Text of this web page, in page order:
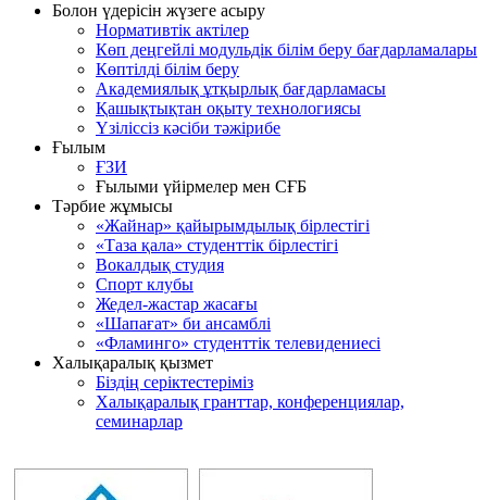
Болон үдерісін жүзеге асыру
Нормативтік актілер
Көп деңгейлі модульдік білім беру бағдарламалары
Көптілді білім беру
Академиялық ұтқырлық бағдарламасы
Қашықтықтан оқыту технологиясы
Үзіліссіз кәсіби тәжірибе
Ғылым
ҒЗИ
Ғылыми үйірмелер мен СҒБ
Тәрбие жұмысы
«Жайнар» қайырымдылық бірлестігі
«Таза қала» студенттік бірлестігі
Вокалдық студия
Спорт клубы
Жедел-жастар жасағы
«Шапағат» би ансамблі
«Фламинго» студенттік телевидениесі
Халықаралық қызмет
Біздің серіктестеріміз
Халықаралық гранттар, конференциялар,
семинарлар